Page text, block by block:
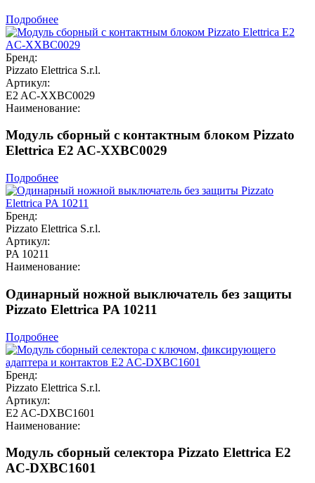
Подробнее
Бренд:
Pizzato Elettrica S.r.l.
Артикул:
E2 AC-XXBC0029
Наименование:
Модуль сборный с контактным блоком Pizzato
Elettrica E2 AC-XXBC0029
Подробнее
Бренд:
Pizzato Elettrica S.r.l.
Артикул:
PA 10211
Наименование:
Одинарный ножной выключатель без защиты
Pizzato Elettrica PA 10211
Подробнее
Бренд:
Pizzato Elettrica S.r.l.
Артикул:
E2 AC-DXBC1601
Наименование:
Модуль сборный селектора Pizzato Elettrica E2
AC-DXBC1601